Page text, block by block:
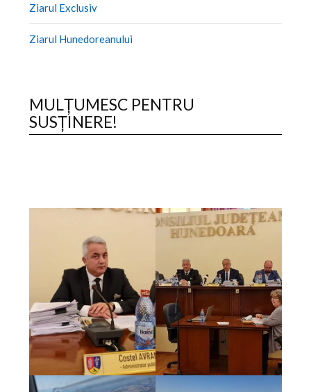
Ziarul Exclusiv
Ziarul Hunedoreanului
MULȚUMESC PENTRU
SUSȚINERE!